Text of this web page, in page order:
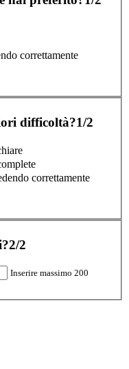
correttamente
difficoltà?1/2
correttamente
2/2
Inserire massimo 200